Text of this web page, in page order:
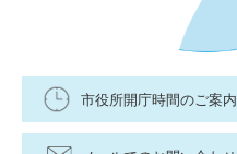
市役所開庁時間のご案内